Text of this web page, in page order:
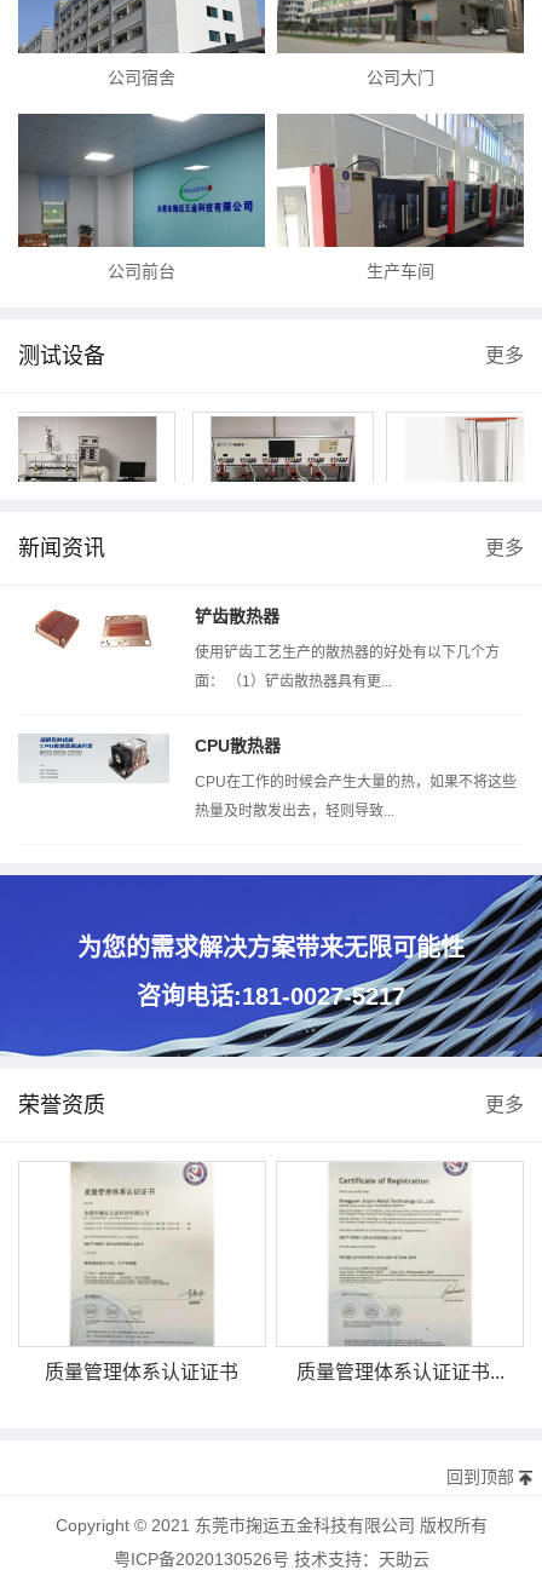
公司宿舍 公司大门
公司前台 生产车间
测试设备 更多
新闻资讯 更多
铲齿散热器
使用铲齿工艺生产的散热器的好处有以下几个方
面： （1）铲齿散热器具有更...
CPU散热器
CPU在工作的时候会产生大量的热，如果不将这些
热量及时散发出去，轻则导致...
为您的需求解决方案带来无限可能性
咨询电话:181-0027-5217
荣誉资质 更多
质量管理体系认证证书 质量管理体系认证证书...
回到顶部
Copyright © 2021 东莞市掬运五金科技有限公司 版权所有
粤ICP备2020130526号 技术支持： 天助云